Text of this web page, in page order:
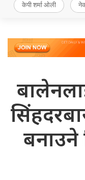
केपी शर्मा ओली
बनाउने